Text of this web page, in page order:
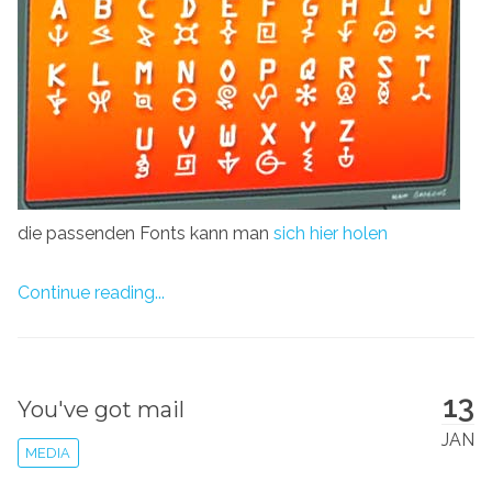
die passenden Fonts kann man sich hier holen
Continue reading...
13
JAN
You've got mail
MEDIA